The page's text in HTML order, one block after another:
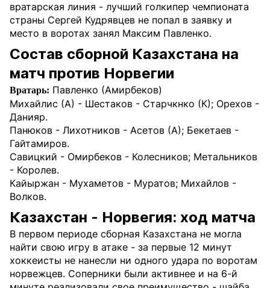
вратарская линия - лучший голкипер чемпионата
страны Сергей Кудрявцев не попал в заявку и
место в воротах занял Максим Павленко.
Состав сборной Казахстана на
матч против Норвегии
Вратарь: Павленко (Амирбеков)
Михайлис (А) - Шестаков - Старчкнко (К); Орехов -
Данияр.
Панюков - Лихотников - Асетов (А); Бекетаев -
Гайтамиров.
Савицкий - Омирбеков - Колесников; Метальников
- Королев.
Кайыржан - Мухаметов - Муратов; Михайлов -
Волков.
Казахстан - Норвегия: ход матча
В первом периоде сборная Казахстана не могла
найти свою игру в атаке - за первые 12 минут
хоккеисты не нанесли ни одного удара по воротам
норвежцев. Соперники были активнее и на 6-й